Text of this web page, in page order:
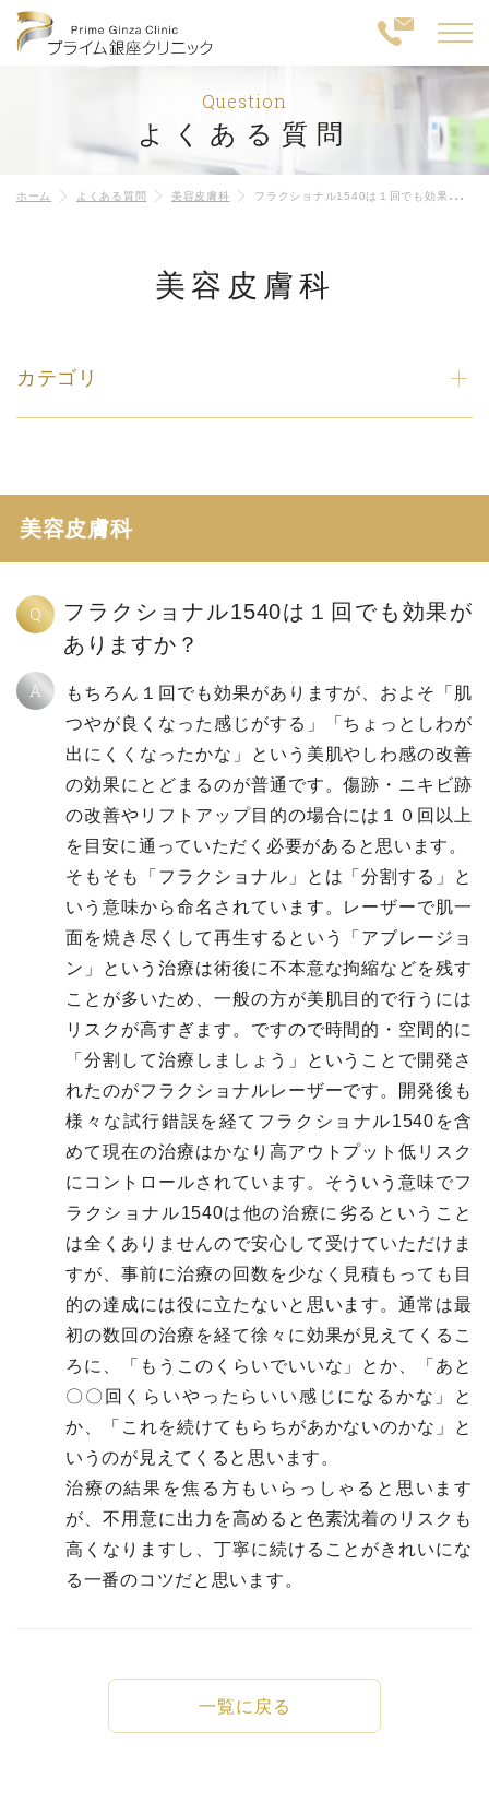
Question
よくある質問
ホーム よくある質問 美容皮膚科 フラクショナル1540は１回でも効果がありますか？
美容皮膚科
カテゴリ
美容皮膚科
Q
フラクショナル1540は１回でも効果が
ありますか？
A
もちろん１回でも効果がありますが、およそ「肌
つやが良くなった感じがする」「ちょっとしわが
出にくくなったかな」という美肌やしわ感の改善
の効果にとどまるのが普通です。傷跡・ニキビ跡
の改善やリフトアップ目的の場合には１０回以上
を目安に通っていただく必要があると思います。
そもそも「フラクショナル」とは「分割する」と
いう意味から命名されています。レーザーで肌一
面を焼き尽くして再生するという「アブレージョ
ン」という治療は術後に不本意な拘縮などを残す
ことが多いため、一般の方が美肌目的で行うには
リスクが高すぎます。ですので時間的・空間的に
「分割して治療しましょう」ということで開発さ
れたのがフラクショナルレーザーです。開発後も
様々な試行錯誤を経てフラクショナル1540を含
めて現在の治療はかなり高アウトプット低リスク
にコントロールされています。そういう意味でフ
ラクショナル1540は他の治療に劣るということ
は全くありませんので安心して受けていただけま
すが、事前に治療の回数を少なく見積もっても目
的の達成には役に立たないと思います。通常は最
初の数回の治療を経て徐々に効果が見えてくるこ
ろに、「もうこのくらいでいいな」とか、「あと
〇〇回くらいやったらいい感じになるかな」と
か、「これを続けてもらちがあかないのかな」と
いうのが見えてくると思います。
治療の結果を焦る方もいらっしゃると思います
が、不用意に出力を高めると色素沈着のリスクも
高くなりますし、丁寧に続けることがきれいにな
る一番のコツだと思います。
一覧に戻る